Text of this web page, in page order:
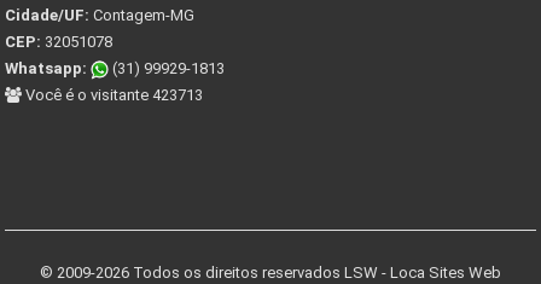
Cidade/UF: Contagem-MG
CEP: 32051078
Whatsapp:
(31) 99929-1813
Você é o visitante 423713
© 2009-2026 Todos os direitos reservados LSW - Loca Sites Web